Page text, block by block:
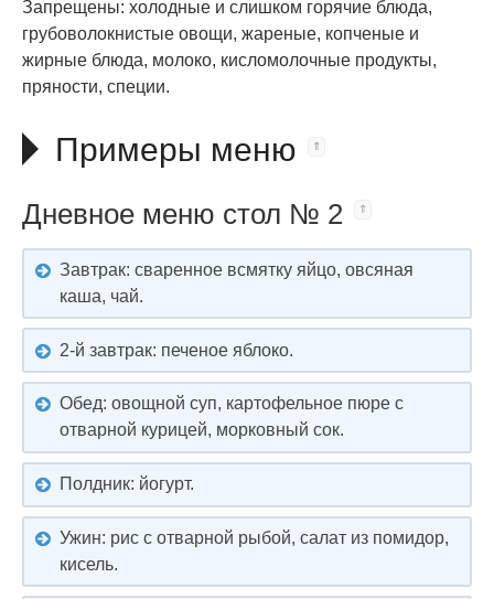
Запрещены: холодные и слишком горячие блюда,
грубоволокнистые овощи, жареные, копченые и
жирные блюда, молоко, кисломолочные продукты,
пряности, специи.
Примеры меню
Дневное меню стол № 2
Завтрак: сваренное всмятку яйцо, овсяная
каша, чай.
2-й завтрак: печеное яблоко.
Обед: овощной суп, картофельное пюре с
отварной курицей, морковный сок.
Полдник: йогурт.
Ужин: рис с отварной рыбой, салат из помидор,
кисель.